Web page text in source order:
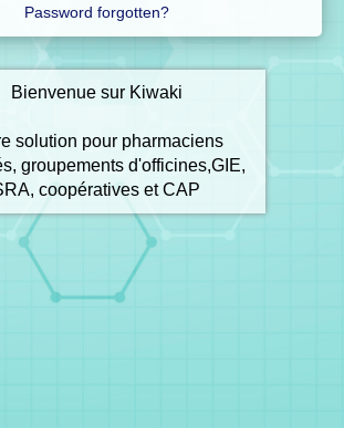
Password forgotten?
Bienvenue sur Kiwaki
solution pour pharmaciens
groupements d'officines,GIE,
coopératives et CAP